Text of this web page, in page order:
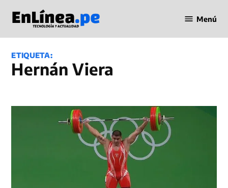
contenido
en Línea
Menú
ETIQUETA:
Hernán Viera